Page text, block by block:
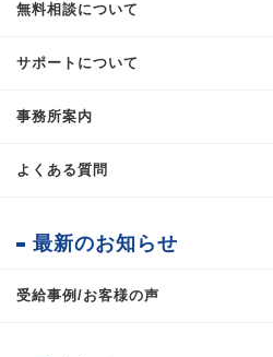
無料相談について
サポートについて
事務所案内
よくある質問
最新のお知らせ
受給事例/お客様の声